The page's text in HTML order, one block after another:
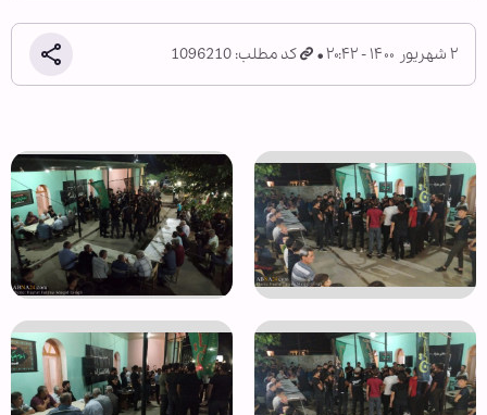
۲ شهریور ۱۴۰۰ - ۲۰:۴۲ کد مطلب: 1096210